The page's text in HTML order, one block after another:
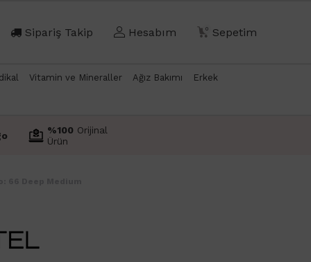
Sipariş Takip Hesabım 0 Sepetim
Vitamin ve Mineraller Ağız Bakımı Erkek
%100 Orijinal
Ürün